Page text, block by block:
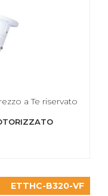
a Te riservato
ETTHC-B320-VF